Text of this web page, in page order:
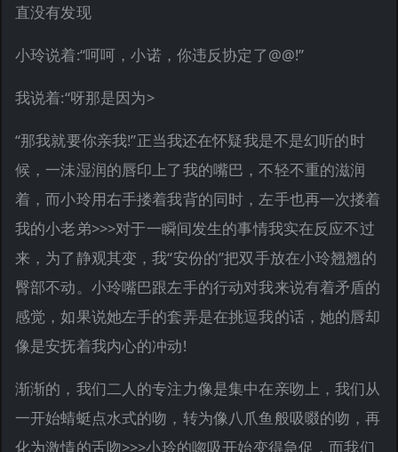
直没有发现
小玲说着:“呵呵，小诺，你违反协定了@@!”
我说着:“呀那是因为>
“那我就要你亲我!”正当我还在怀疑我是不是幻听的时
候，一沬湿润的唇印上了我的嘴巴，不轻不重的滋润
着，而小玲用右手搂着我背的同时，左手也再一次搂着
我的小老弟>>>对于一瞬间发生的事情我实在反应不过
来，为了静观其变，我“安份的”把双手放在小玲翘翘的
臀部不动。小玲嘴巴跟左手的行动对我来说有着矛盾的
感觉，如果说她左手的套弄是在挑逗我的话，她的唇却
像是安抚着我内心的冲动!
渐渐的，我们二人的专注力像是集中在亲吻上，我们从
一开始蜻蜓点水式的吻，转为像八爪鱼般吸啜的吻，再
化为激情的舌吻>>>小玲的唿吸开始变得急促，而我们